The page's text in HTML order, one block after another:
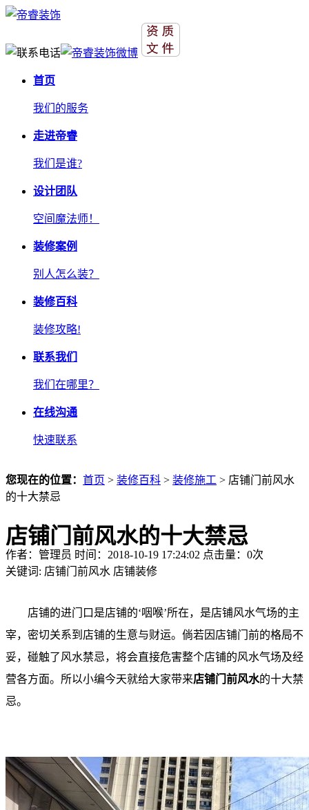
首页
我们的服务
走进帝睿
我们是谁?
设计团队
空间魔法师！
装修案例
别人怎么装？
装修百科
装修攻略!
联系我们
我们在哪里？
在线沟通
快速联系
您现在的位置： 首页 > 装修百科 > 装修施工 > 店铺门前风水
的十大禁忌
店铺门前风水的十大禁忌
作者：管理员 时间：2018-10-19 17:24:02 点击量： 0次
关键词: 店铺门前风水 店铺装修
店铺的进门口是店铺的‘咽喉’所在，是店铺风水气场的主
宰，密切关系到店铺的生意与财运。倘若因店铺门前的格局不
妥，碰触了风水禁忌，将会直接危害整个店铺的风水气场及经
营各方面。所以小编今天就给大家带来店铺门前风水的十大禁
忌。